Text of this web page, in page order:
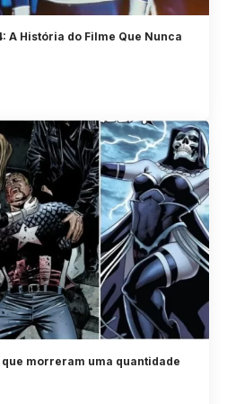
A História do Filme Que Nunca
morreram uma quantidade